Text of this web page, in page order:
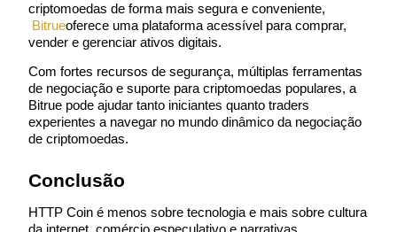
criptomoedas de forma mais segura e conveniente,
Bitrueoferece uma plataforma acessível para comprar,
vender e gerenciar ativos digitais.
Com fortes recursos de segurança, múltiplas ferramentas
de negociação e suporte para criptomoedas populares, a
Bitrue pode ajudar tanto iniciantes quanto traders
experientes a navegar no mundo dinâmico da negociação
de criptomoedas.
Conclusão
HTTP Coin é menos sobre tecnologia e mais sobre cultura
da internet, comércio especulativo e narrativas